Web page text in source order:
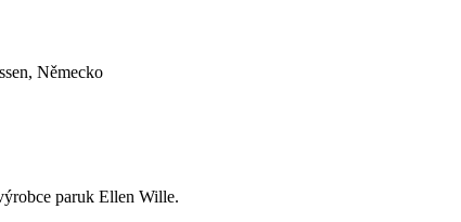
Německo
paruk Ellen Wille.